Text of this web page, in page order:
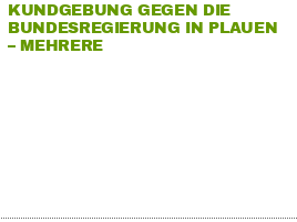
KUNDGEBUNG GEGEN DIE
BUNDESREGIERUNG IN PLAUEN
– MEHRERE